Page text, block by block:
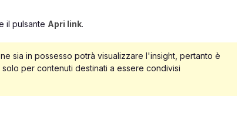
il pulsante Apri link.
sia in possesso potrà visualizzare l'insight, pertanto è
per contenuti destinati a essere condivisi